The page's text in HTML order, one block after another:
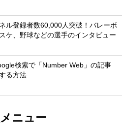
ル登録者数60,000人突破！バレーボ
ケ、野球などの選手のインタビュー
検索で「Number Web」の記事
る方法
ニュー